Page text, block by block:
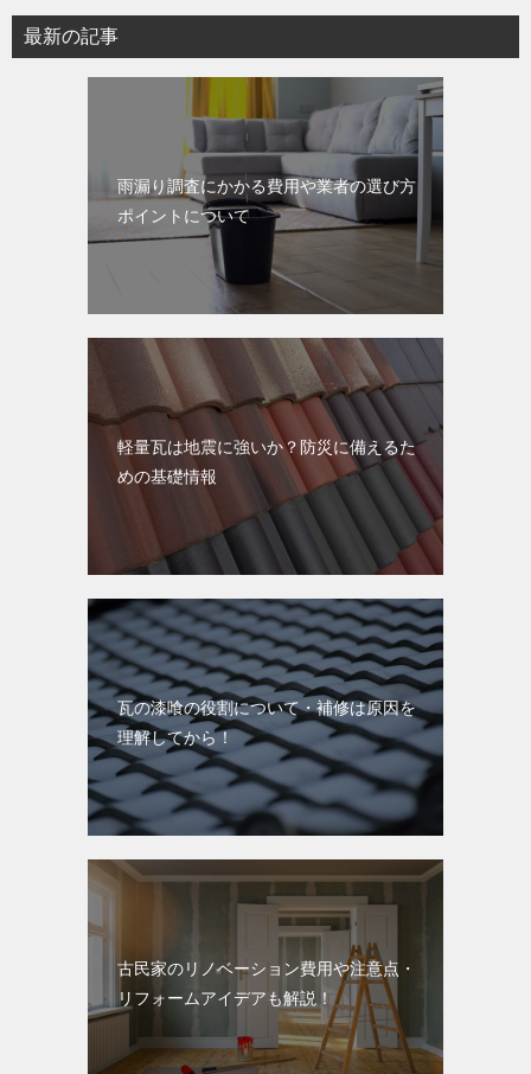
ョ
ン
最新の記事
雨漏り調査にかかる費用や業者の選び方
ポイントについて
軽量瓦は地震に強いか？防災に備えるた
めの基礎情報
瓦の漆喰の役割について・補修は原因を
理解してから！
古民家のリノベーション費用や注意点・
リフォームアイデアも解説！